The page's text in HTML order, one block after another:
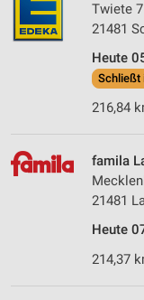
Twiete 7
21481
Heute
Schließt
216,84
famila
21481
Heute
214,37